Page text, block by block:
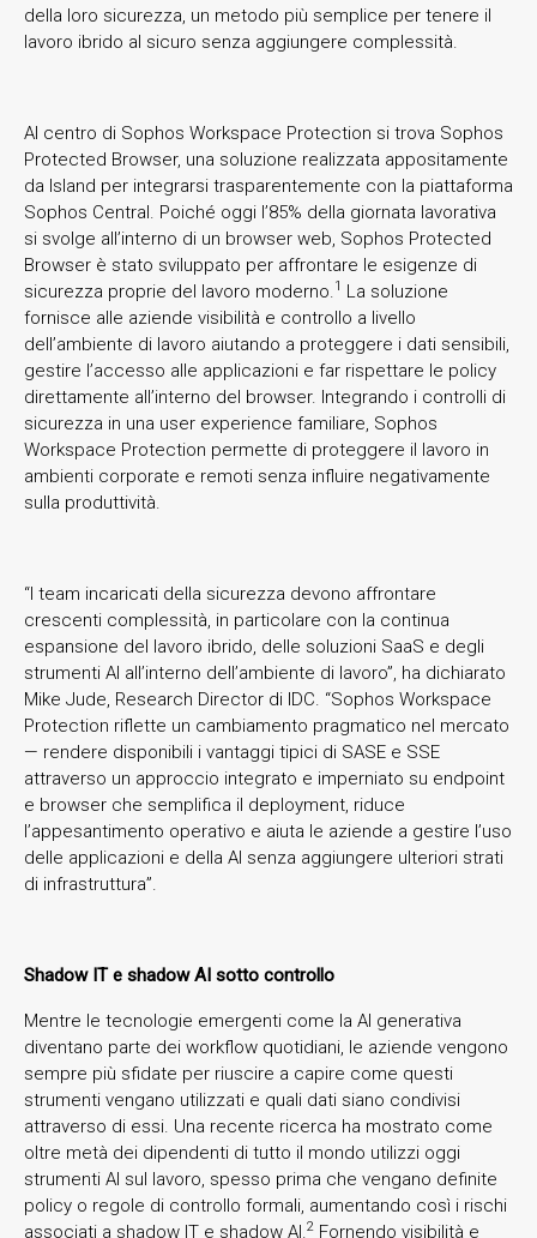
della loro sicurezza, un metodo più semplice per tenere il
lavoro ibrido al sicuro senza aggiungere complessità.
Al centro di Sophos Workspace Protection si trova Sophos
Protected Browser, una soluzione realizzata appositamente
da Island per integrarsi trasparentemente con la piattaforma
Sophos Central. Poiché oggi l’85% della giornata lavorativa
si svolge all’interno di un browser web, Sophos Protected
Browser è stato sviluppato per affrontare le esigenze di
sicurezza proprie del lavoro moderno.1 La soluzione
fornisce alle aziende visibilità e controllo a livello
dell’ambiente di lavoro aiutando a proteggere i dati sensibili,
gestire l’accesso alle applicazioni e far rispettare le policy
direttamente all’interno del browser. Integrando i controlli di
sicurezza in una user experience familiare, Sophos
Workspace Protection permette di proteggere il lavoro in
ambienti corporate e remoti senza influire negativamente
sulla produttività.
“I team incaricati della sicurezza devono affrontare
crescenti complessità, in particolare con la continua
espansione del lavoro ibrido, delle soluzioni SaaS e degli
strumenti AI all’interno dell’ambiente di lavoro”, ha dichiarato
Mike Jude, Research Director di IDC. “Sophos Workspace
Protection riflette un cambiamento pragmatico nel mercato
— rendere disponibili i vantaggi tipici di SASE e SSE
attraverso un approccio integrato e imperniato su endpoint
e browser che semplifica il deployment, riduce
l’appesantimento operativo e aiuta le aziende a gestire l’uso
delle applicazioni e della AI senza aggiungere ulteriori strati
di infrastruttura”.
Shadow IT e shadow AI sotto controllo
Mentre le tecnologie emergenti come la AI generativa
diventano parte dei workflow quotidiani, le aziende vengono
sempre più sfidate per riuscire a capire come questi
strumenti vengano utilizzati e quali dati siano condivisi
attraverso di essi. Una recente ricerca ha mostrato come
oltre metà dei dipendenti di tutto il mondo utilizzi oggi
strumenti AI sul lavoro, spesso prima che vengano definite
policy o regole di controllo formali, aumentando così i rischi
associati a shadow IT e shadow AI.2 Fornendo visibilità e